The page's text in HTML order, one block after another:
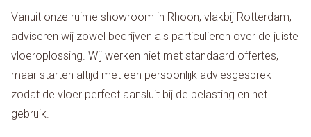
Vanuit onze ruime showroom in Rhoon, vlakbij Rotterdam,
adviseren wij zowel bedrijven als particulieren over de juiste
vloeroplossing. Wij werken niet met standaard offertes,
maar starten altijd met een persoonlijk adviesgesprek
zodat de vloer perfect aansluit bij de belasting en het
gebruik.